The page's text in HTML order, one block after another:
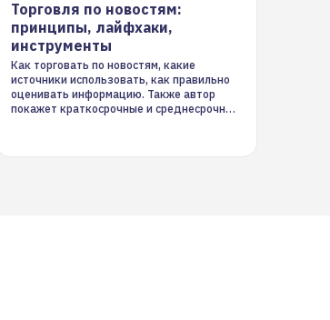
Торговля по новостям:
принципы, лайфхаки,
инструменты
Как торговать по новостям, какие
источники использовать, как правильно
оценивать информацию. Также автор
покажет краткосрочные и среднесрочные